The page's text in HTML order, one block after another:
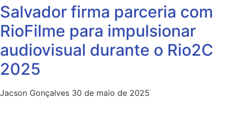
Salvador firma parceria com
RioFilme para impulsionar
audiovisual durante o Rio2C
2025
Jacson Gonçalves 30 de maio de 2025